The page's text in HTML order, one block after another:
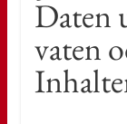
Daten
va­ten